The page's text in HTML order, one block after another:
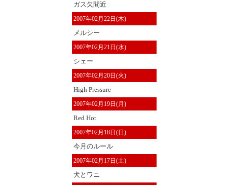
ガス欠間近
2007年02月22日(木)
メルシー
2007年02月21日(水)
シェー
2007年02月20日(火)
High Pressure
2007年02月19日(月)
Red Hot
2007年02月18日(日)
今月のルール
2007年02月17日(土)
犬とワニ